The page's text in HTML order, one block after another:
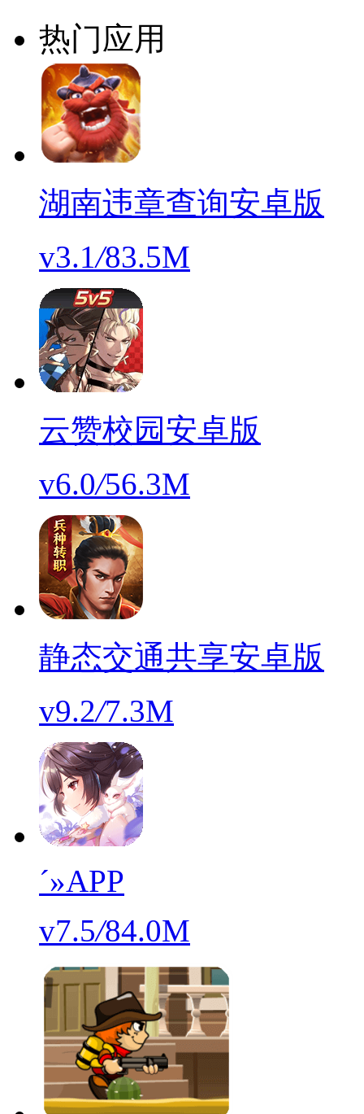
热门应用
湖南违章查询安卓版
v3.1/83.5M
云赞校园安卓版
v6.0/56.3M
静态交通共享安卓版
v9.2/7.3M
´»APP
v7.5/84.0M